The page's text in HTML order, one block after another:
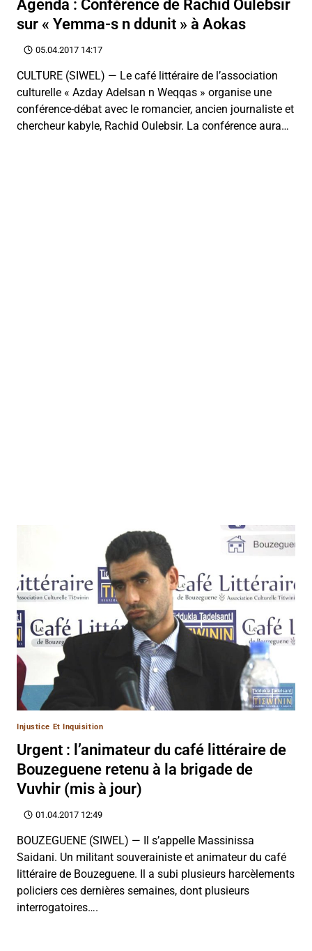
Agenda : Conférence de Rachid Oulebsir
sur « Yemma-s n ddunit » à Aokas
05.04.2017 14:17
CULTURE (SIWEL) — Le café littéraire de l’association
culturelle « Azday Adelsan n Weqqas » organise une
conférence-débat avec le romancier, ancien journaliste et
chercheur kabyle, Rachid Oulebsir. La conférence aura…
Injustice Et Inquisition
Urgent : l’animateur du café littéraire de
Bouzeguene retenu à la brigade de
Vuvhir (mis à jour)
01.04.2017 12:49
BOUZEGUENE (SIWEL) — Il s’appelle Massinissa
Saidani. Un militant souverainiste et animateur du café
littéraire de Bouzeguene. Il a subi plusieurs harcèlements
policiers ces dernières semaines, dont plusieurs
interrogatoires….